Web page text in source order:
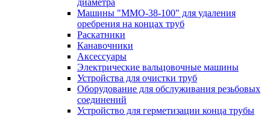
диаметра
Машины "ММО-38-100" для удаления
оребрения на концах труб
Раскатники
Канавочники
Аксессуары
Электрические вальцовочные машины
Устройства для очистки труб
Оборудование для обслуживания резьбовых
соединений
Устройство для герметизации конца трубы